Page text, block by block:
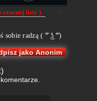
czarnej listy )
sobie radzą ( ͡° ͜ʖ ͡°)
jako Anonim